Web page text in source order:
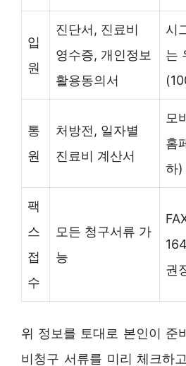
입
원
진단서, 진료비
영수증, 개인정보
활용동의서
시
는
통
원
처방전, 일자별
진료비 계산서
모
홈
하)
팩
스
접
수
모든 청구서류 가
능
권
위 정보를 토대로 본인이 준
비청구 서류를 미리 체크하